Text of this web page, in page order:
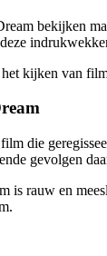
bekijken
kijken van
die
gevolgen
is rauw en